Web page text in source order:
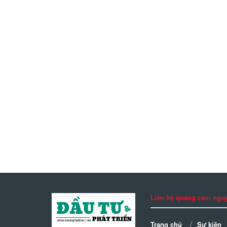
Liên hệ quảng cáo:
Trang chủ Sự kiện